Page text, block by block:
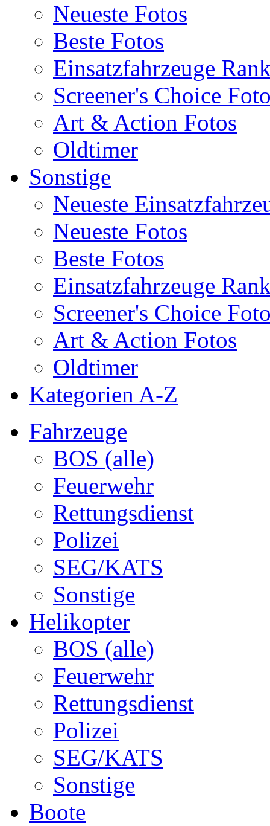
Neueste Fotos
Beste Fotos
Einsatzfahrzeuge
Screener's Choice
Art & Action Fotos
Oldtimer
Sonstige
Neueste
Neueste Fotos
Beste Fotos
Einsatzfahrzeuge
Screener's Choice
Art & Action Fotos
Oldtimer
Kategorien A-Z
Fahrzeuge
BOS (alle)
Feuerwehr
Rettungsdienst
Polizei
SEG/KATS
Sonstige
Helikopter
BOS (alle)
Feuerwehr
Rettungsdienst
Polizei
SEG/KATS
Sonstige
Boote